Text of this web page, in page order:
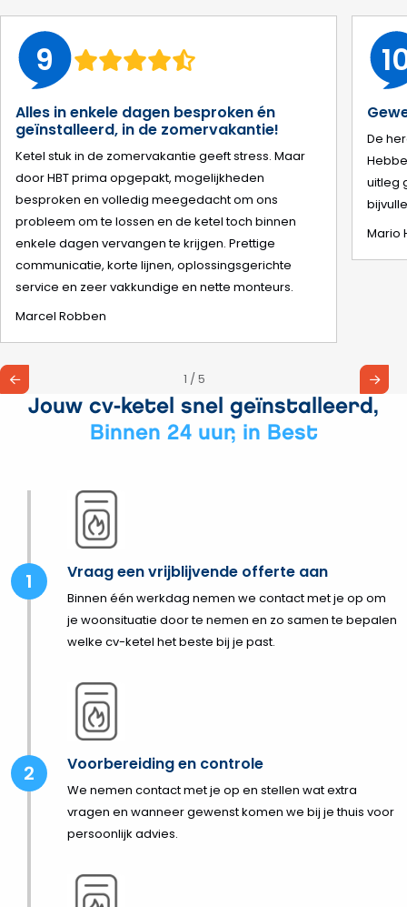
9
Alles in enkele dagen besproken én
geïnstalleerd, in de zomervakantie!
Ketel stuk in de zomervakantie geeft stress. Maar
door HBT prima opgepakt, mogelijkheden
besproken en volledig meegedacht om ons
probleem om te lossen en de ketel toch binnen
enkele dagen vervangen te krijgen. Prettige
communicatie, korte lijnen, oplossingsgerichte
service en zeer vakkundige en nette monteurs.
Marcel Robben
De
uitleg
Mario
1 / 5
Jouw cv-ketel snel geïnstalleerd,
Binnen 24 uur, in Best
Vraag een vrijblijvende offerte aan
Binnen één werkdag nemen we contact met je op om
je woonsituatie door te nemen en zo samen te bepalen
welke cv-ketel het beste bij je past.
Voorbereiding en controle
We nemen contact met je op en stellen wat extra
vragen en wanneer gewenst komen we bij je thuis voor
persoonlijk advies.